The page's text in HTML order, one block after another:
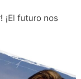
¡El futuro nos